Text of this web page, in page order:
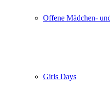
Offene Mädchen-
Girls Days